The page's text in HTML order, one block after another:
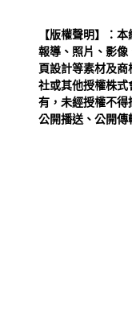
【版權聲明】：
報導、照片、影
頁設計等素材及
社或其他授權株
有，未經授權不得
公開播送、公開傳